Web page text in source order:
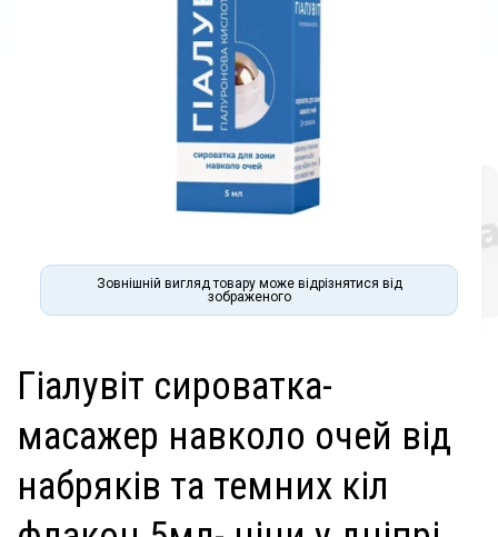
Зовнішній вигляд товару може відрізнятися від
зображеного
гіалувіт сироватка-
масажер навколо очей від
набряків та темних кіл